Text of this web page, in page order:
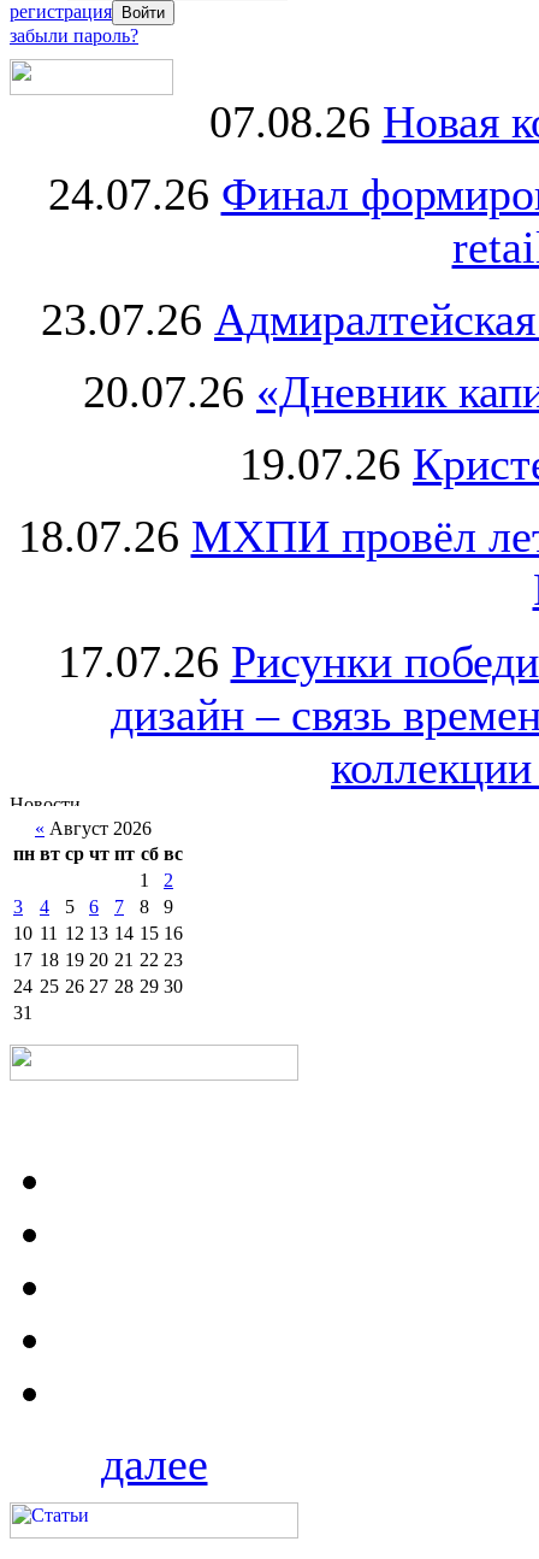
регистрация
забыли пароль?
07.08.26 Новая
24.07.26 Финал
23.07.26
20.07.26 «Дневник
19.07.26
18.07.26 МХПИ провёл
17.07.26 Рисунки
дизайн – связь
« Август 2026
пн вт ср чт пт сб вс
1
2
3
4 5 6 7 8
9
10 11 12 13 14 15 16
17 18 19 20 21 22 23
24 25 26 27 28 29 30
31
далее